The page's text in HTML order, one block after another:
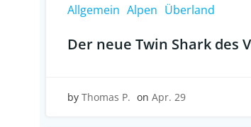
Allgemein Alpen Überland
Der neue Twin Shark des
by Thomas P. on Apr. 29